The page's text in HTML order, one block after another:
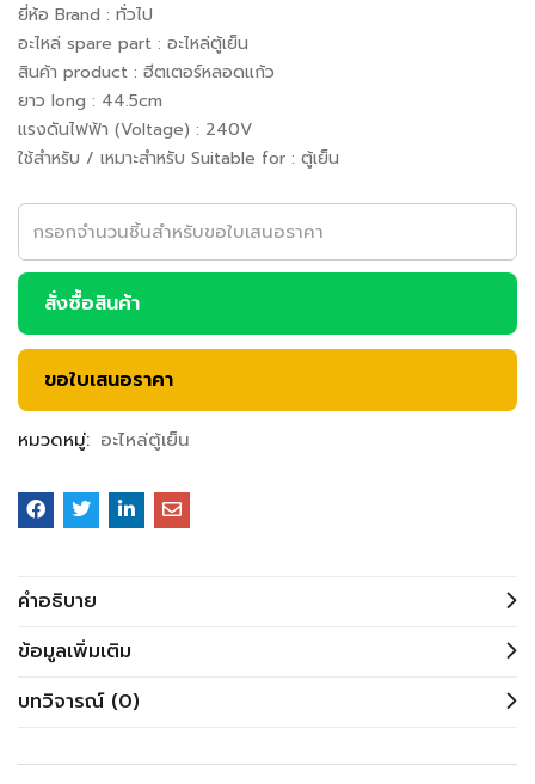
ยี่ห้อ Brand : ทั่วไป
อะไหล่ spare part : อะไหล่ตู้เย็น
สินค้า product : ฮีตเตอร์หลอดแก้ว
ยาว long : 44.5cm
แรงดันไฟฟ้า (Voltage) : 240V
ใช้สำหรับ / เหมาะสำหรับ Suitable for : ตู้เย็น
สั่งซื้อสินค้า
ขอใบเสนอราคา
หมวดหมู่: อะไหล่ตู้เย็น
คำอธิบาย
ข้อมูลเพิ่มเติม
บทวิจารณ์ (0)